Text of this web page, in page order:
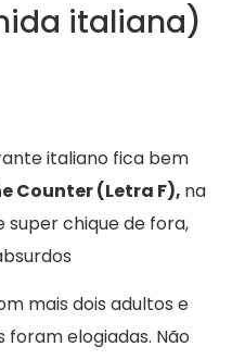
italiana)
italiano fica bem
Counter (Letra F), na
super chique de fora,
mais dois adultos e
foram elogiadas. Não